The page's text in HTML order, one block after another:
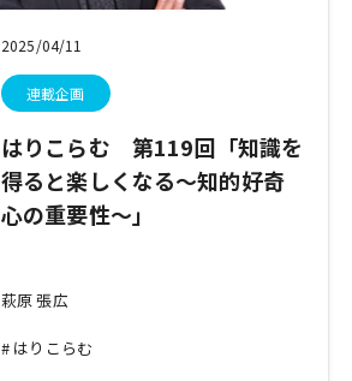
2025/04/11
連載企画
はりこらむ 第119回「知識を
得ると楽しくなる～知的好奇
心の重要性～」
萩原 張広
はりこらむ